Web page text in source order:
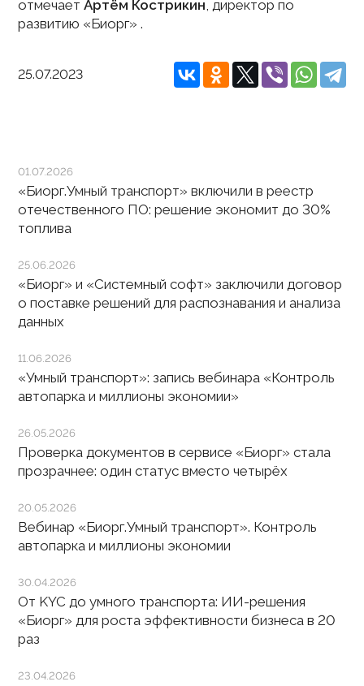
отмечаетАртём Кострикин, директор по
развитию «Биорг» .
25.07.2023
01.07.2026
«Биорг.Умный транспорт» включили в реестр
отечественного ПО: решение экономит до 30%
топлива
25.06.2026
«Биорг» и «Системный софт» заключили договор
о поставке решений для распознавания и анализа
данных
11.06.2026
«Умный транспорт»: запись вебинара «Контроль
автопарка и миллионы экономии»
26.05.2026
Проверка документов в сервисе «Биорг» стала
прозрачнее: один статус вместо четырёх
20.05.2026
Вебинар «Биорг.Умный транспорт». Контроль
автопарка и миллионы экономии
30.04.2026
От KYC до умного транспорта: ИИ-решения
«Биорг» для роста эффективности бизнеса в 20
раз
23.04.2026